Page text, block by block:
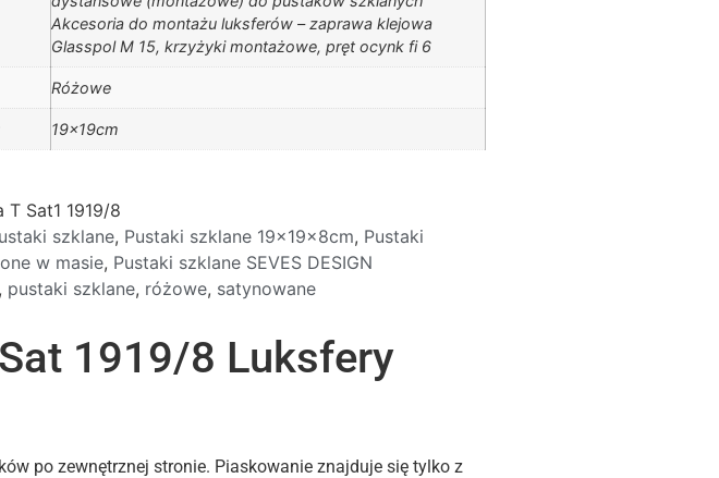
Akcesoria do montażu luksferów – zaprawa klejowa
Glasspol M 15, krzyżyki montażowe, pręt ocynk fi 6
Różowe
19x19cm
T Sat1 1919/8
szklane, Pustaki szklane 19x19x8cm, Pustaki
w masie, Pustaki szklane SEVES DESIGN
pustaki szklane, różowe, satynowane
1919/8 Luksfery
po zewnętrznej stronie. Piaskowanie znajduje się tylko z